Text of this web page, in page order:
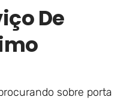
De
sobre porta